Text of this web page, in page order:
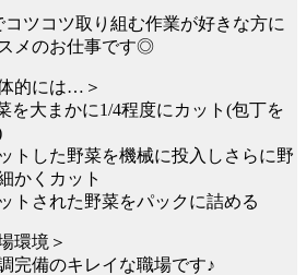
コツコツ取り組む作業が好きな方に
メのお仕事です◎
的には…＞
を大まかに1/4程度にカット(包丁を
トした野菜を機械に投入しさらに野
かくカット
トされた野菜をパックに詰める
環境＞
完備のキレイな職場です♪